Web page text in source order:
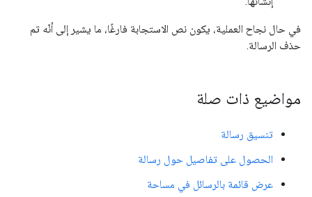
في حال نجاح العملية، يكون نص الاستجابة فارغًا، ما يشير إلى أنّه تم
حذف الرسالة.
مواضيع ذات صلة
تنسيق رسالة
الحصول على تفاصيل حول رسالة
عرض قائمة بالرسائل في مساحة